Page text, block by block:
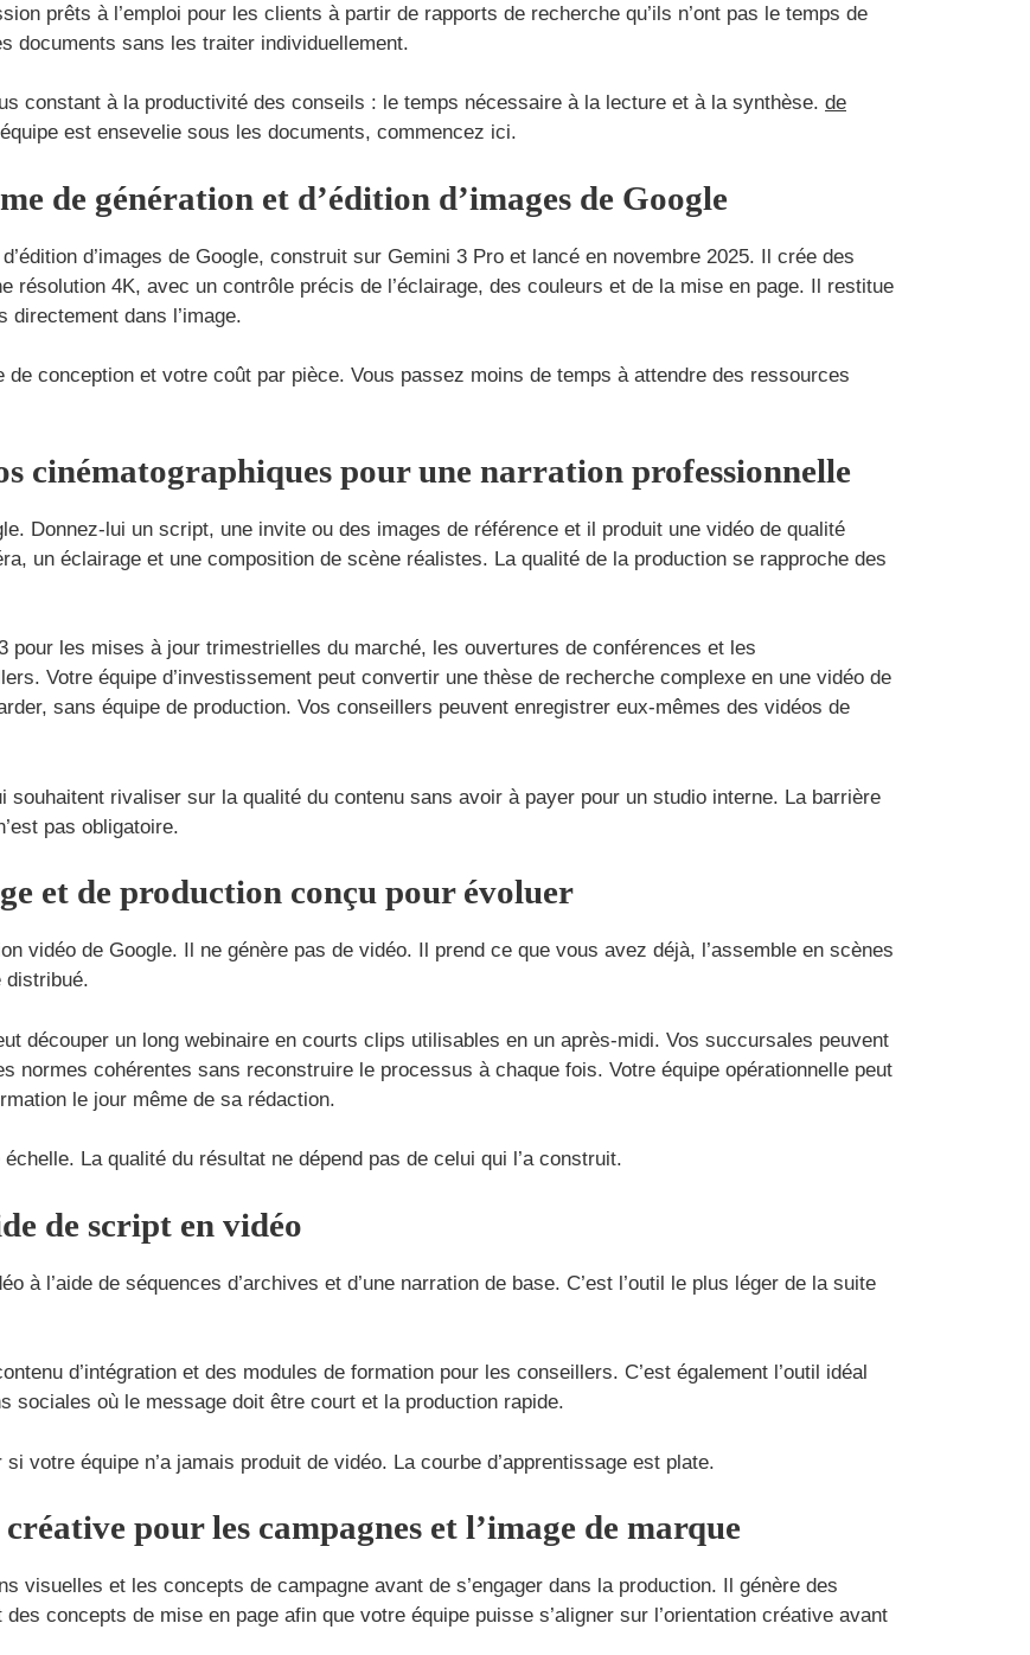
prêts à l’emploi pour les clients à partir de rapports de recherche qu’ils n’ont pas le temps de
documents sans les traiter individuellement.
constant à la productivité des conseils : le temps nécessaire à la lecture et à la synthèse. de
est ensevelie sous les documents, commencez ici.
de génération et d’édition d’images de Google
d’images de Google, construit sur Gemini 3 Pro et lancé en novembre 2025. Il crée des
résolution 4K, avec un contrôle précis de l’éclairage, des couleurs et de la mise en page. Il restitue
dans l’image.
de conception et votre coût par pièce. Vous passez moins de temps à attendre des ressources
cinématographiques pour une narration professionnelle
Donnez-lui un script, une invite ou des images de référence et il produit une vidéo de qualité
un éclairage et une composition de scène réalistes. La qualité de la production se rapproche des
pour les mises à jour trimestrielles du marché, les ouvertures de conférences et les
Votre équipe d’investissement peut convertir une thèse de recherche complexe en une vidéo de
sans équipe de production. Vos conseillers peuvent enregistrer eux-mêmes des vidéos de
souhaitent rivaliser sur la qualité du contenu sans avoir à payer pour un studio interne. La barrière
pas obligatoire.
et de production conçu pour évoluer
vidéo de Google. Il ne génère pas de vidéo. Il prend ce que vous avez déjà, l’assemble en scènes
distribué.
découper un long webinaire en courts clips utilisables en un après-midi. Vos succursales peuvent
normes cohérentes sans reconstruire le processus à chaque fois. Votre équipe opérationnelle peut
le jour même de sa rédaction.
La qualité du résultat ne dépend pas de celui qui l’a construit.
de script en vidéo
à l’aide de séquences d’archives et d’une narration de base. C’est l’outil le plus léger de la suite
d’intégration et des modules de formation pour les conseillers. C’est également l’outil idéal
sociales où le message doit être court et la production rapide.
votre équipe n’a jamais produit de vidéo. La courbe d’apprentissage est plate.
pour les campagnes et l’image de marque
visuelles et les concepts de campagne avant de s’engager dans la production. Il génère des
concepts de mise en page afin que votre équipe puisse s’aligner sur l’orientation créative avant